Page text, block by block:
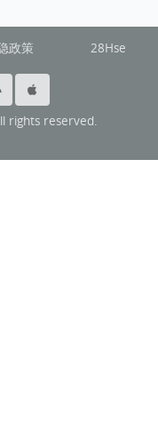
政策 28Hse
rights reserved.